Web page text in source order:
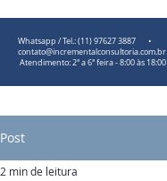
Whatsapp / Tel.:(11) 97627 3887 •
contato@incrementalconsultoria.com.br
Atendimento: 2ª a 6ª feira - 8:00 às 18:00
Post
2 min de leitura